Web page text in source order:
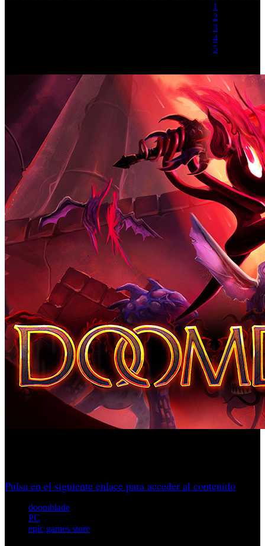
1
2
3
4
5
Pulsa en el siguiente enlace para acceder al contenido
doomblade
PC
epic games store